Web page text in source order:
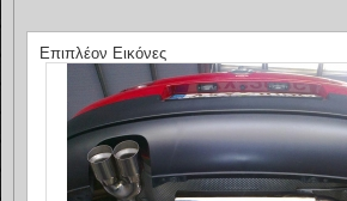
Επιπλέον Εικόνες